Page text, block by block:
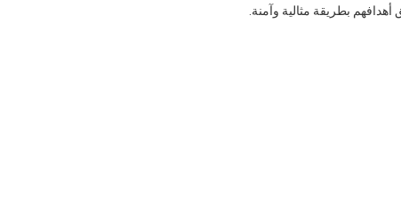
بطريقة مثالية وآمنة.